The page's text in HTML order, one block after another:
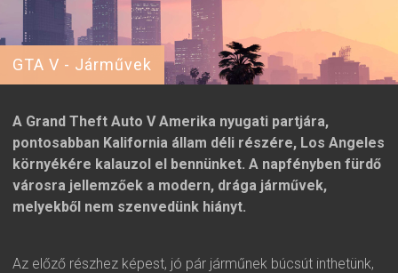
GTA V - Járművek
A Grand Theft Auto V Amerika nyugati partjára,
pontosabban Kalifornia állam déli részére, Los Angeles
környékére kalauzol el bennünket. A napfényben fürdő
városra jellemzőek a modern, drága járművek,
melyekből nem szenvedünk hiányt.
Az előző részhez képest, jó pár járműnek búcsút inthetünk,